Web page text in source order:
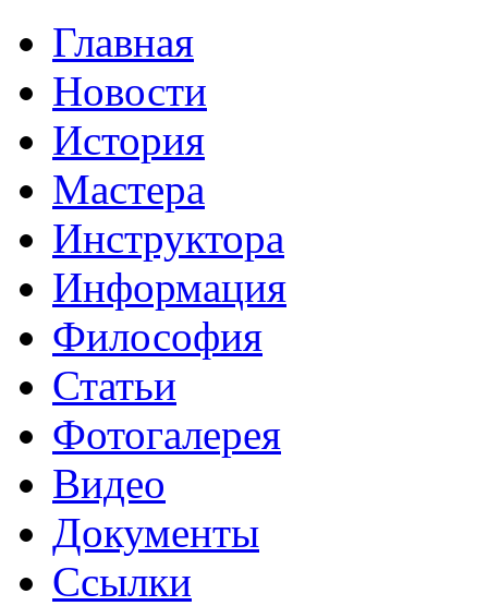
Главная
Новости
История
Мастера
Инструктора
Информация
Философия
Статьи
Фотогалерея
Видео
Документы
Ссылки